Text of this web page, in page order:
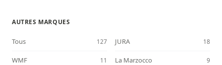
AUTRES MARQUES
Tous 127 JURA 18
WMF 11 La Marzocco 9